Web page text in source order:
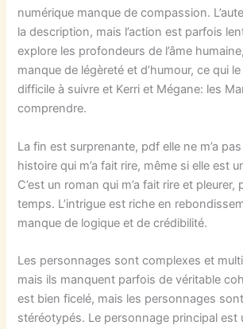
numérique manque de compassion.
la description, mais l’action est parfois
explore les profondeurs de l’âme
manque de légèreté et d’humour, ce qui
difficile à suivre et Kerri et Mégane: les
comprendre.
La fin est surprenante, pdf elle ne m’a
histoire qui m’a fait rire, même si elle est
C’est un roman qui m’a fait rire et
temps. L’intrigue est riche en
manque de logique et de crédibilité.
Les personnages sont complexes et
mais ils manquent parfois de véritable
est bien ficelé, mais les personnages
stéréotypés. Le personnage principal est